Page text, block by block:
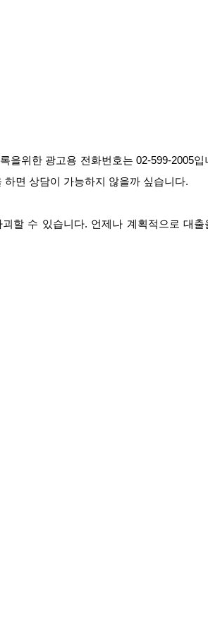
을위한 광고용 전화번호는 02-599-2005입
하면 상담이 가능하지 않을까 싶습니다.
할 수 있습니다. 언제나 계획적으로 대출